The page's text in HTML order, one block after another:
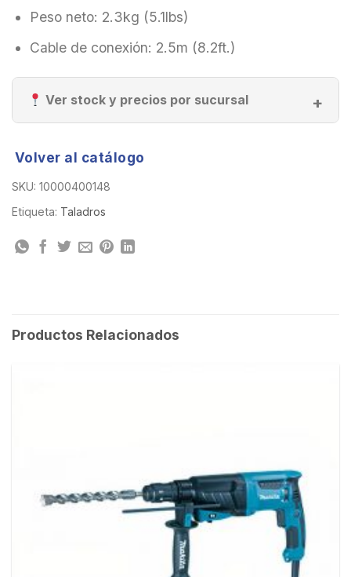
Peso neto: 2.3kg (5.1lbs)
Cable de conexión: 2.5m (8.2ft.)
Ver stock y precios por sucursal
Volver al catálogo
SKU: 10000400148
Etiqueta: Taladros
Productos Relacionados